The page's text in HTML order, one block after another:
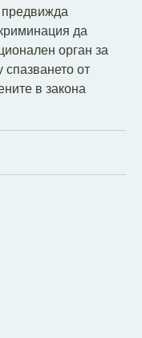
предвижда
да
орган за
от
в закона